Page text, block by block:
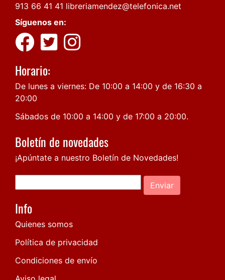
913 66 41 41 libreriamendez@telefonica.net
Síguenos en:
Horario:
De lunes a viernes: De 10:00 a 14:00 y de 16:30 a
20:00
Sábados de 10:00 a 14:00 y de 17:00 a 20:00.
Boletín de novedades
¡Apúntate a nuestro Boletín de Novedades!
Enviar
Info
Quienes somos
Política de privacidad
Condiciones de envío